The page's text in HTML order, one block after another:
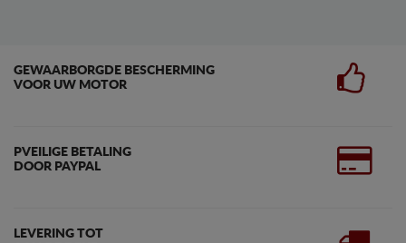
GEWAARBORGDE BESCHERMING
VOOR UW MOTOR
PVEILIGE BETALING
DOOR PAYPAL
LEVERING TOT